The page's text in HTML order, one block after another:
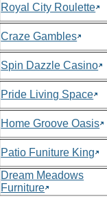
Royal City Roulette
Craze Gambles
Spin Dazzle Casino
Pride Living Space
Home Groove Oasis
Patio Funiture King
Dream Meadows
Furniture